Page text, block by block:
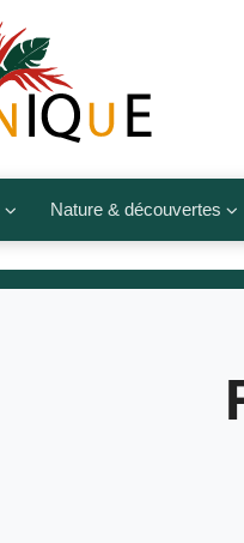
Nature & découvertes
Fleurs, fruits, légumes